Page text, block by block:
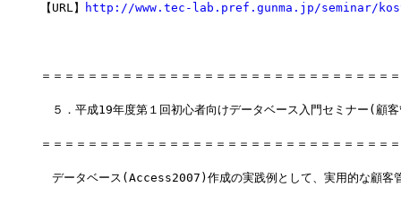
【URL】 http://www.tec-lab.pref.gunma.jp/seminar/
＝＝＝＝＝＝＝＝＝＝＝＝＝＝＝＝＝＝＝＝＝＝＝＝＝＝＝＝＝＝
５．平成19年度第１回初心者向けデータベース入門セミナー(顧
＝＝＝＝＝＝＝＝＝＝＝＝＝＝＝＝＝＝＝＝＝＝＝＝＝＝＝＝＝＝
データベース(Access2007)作成の実践例として、実用的な顧客